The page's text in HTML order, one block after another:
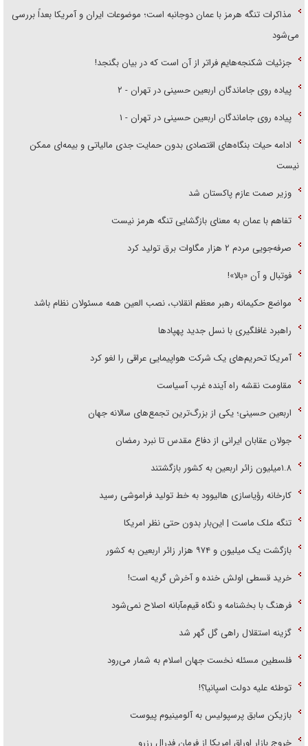
مذاکرات تنگه هرمز با عمان دوجانبه است؛ موضوعات ایران و آمریکا بعداً بررسی
می‌شود
جزئیات شکنجه‌هایم فراتر از آن است که در بیان بگنجد!
پیاده روی جاماندگان اربعین حسینی در تهران - ۲
پیاده روی جاماندگان اربعین حسینی در تهران - ۱
ادامه حیات بنگاه‌های اقتصادی بدون حمایت جدی مالیاتی و بیمه‌ای ممکن
نیست
وزیر صمت عازم پاکستان شد
تفاهم با عمان به معنای بازگشایی تنگه هرمز نیست
صرفه‌جویی مردم ۲ هزار مگاوات برق تولید کرد
فوتبال و آن «بالا»!
مواضع حکیمانه رهبر معظم انقلاب، نصب العین همه مسئولان نظام باشد
راهبرد غافلگیری با نسل جدید پهپاد‌ها
آمریکا تحریم‌های یک شرکت هواپیمایی عراقی را لغو کرد
مقاومت نقشه راه آینده غرب آسیاست
اربعین حسینی؛ یکی از بزرگ‌ترین تجمع‌های سالانه جهان
جولان عقابان ایرانی از دفاع مقدس تا نبرد رمضان
۱.۸میلیون زائر اربعین به کشور بازگشتند
کارخانه رؤیاسازی هالیوود به خط تولید فراموشی رسید
تنگه ملک ماست | این‌بار بدون حتی نظر امریکا
بازگشت یک میلیون و ۹۷۴ هزار زائر اربعین به کشور
خرید قسطی اولش خنده و آخرش گریه است!
فرهنگ با بخشنامه و نگاه قیم‌مآبانه اصلاح نمی‌شود
گزینه استقلال راهی گل گهر شد
فلسطین مسئله نخست جهان اسلام به شمار می‌رود
توطئه علیه دولت اسپانیا؟!
بازیکن سابق پرسپولیس به آلومینیوم پیوست
خروج بازار اوراق امریکا از فرمان فدرال رزرو